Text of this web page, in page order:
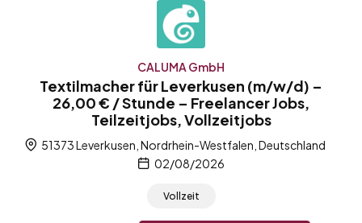
CALUMA GmbH
Textilmacher für Leverkusen (m/w/d) –
26,00 € / Stunde – Freelancer Jobs,
Teilzeitjobs, Vollzeitjobs
51373 Leverkusen, Nordrhein-Westfalen, Deutschland
02/08/2026
Vollzeit